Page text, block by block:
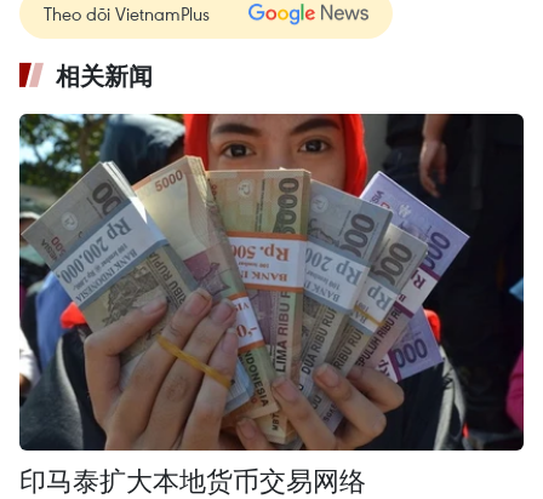
Theo dõi VietnamPlus
相关新闻
印马泰扩大本地货币交易网络